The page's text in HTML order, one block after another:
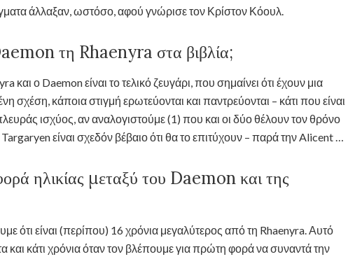
άλλαξαν, ωστόσο, αφού γνώρισε τον Κρίστον Κόουλ.
τη Rhaenyra στα βιβλία;
και ο Daemon είναι το τελικό ζευγάρι, που σημαίνει ότι έχουν μια
σχέση, κάποια στιγμή ερωτεύονται και παντρεύονται – κάτι που είναι
ισχύος, αν αναλογιστούμε (1) που και οι δύο θέλουν τον θρόνο
είναι σχεδόν βέβαιο ότι θα το επιτύχουν – παρά την Alicent …
ηλικίας μεταξύ του Daemon και της
ότι είναι (περίπου) 16 χρόνια μεγαλύτερος από τη Rhaenyra. Αυτό
και κάτι χρόνια όταν τον βλέπουμε για πρώτη φορά να συναντά την